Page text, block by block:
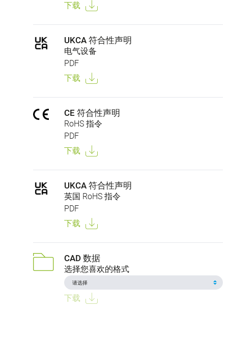
下载
UKCA 符合性声明
电气设备
PDF
下载
CE 符合性声明
RoHS 指令
PDF
下载
UKCA 符合性声明
英国 RoHS 指令
PDF
下载
CAD 数据
选择您喜欢的格式
下载